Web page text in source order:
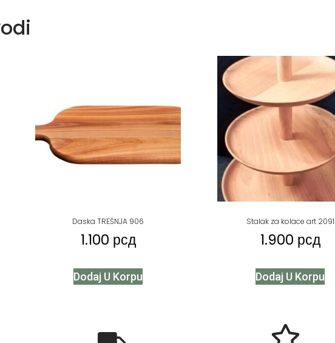
Daska TREŠNJA 906
1.100 рсд
Dodaj U Korpu
Stalak za kolace art 2091
1.900 рсд
Dodaj U Korpu